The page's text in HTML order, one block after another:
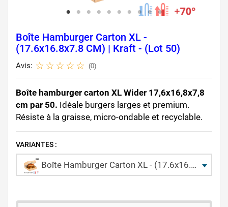
Boîte Hamburger Carton XL -
(17.6x16.8x7.8 CM) | Kraft - (Lot 50)
Avis: (0)
Boîte hamburger carton XL Wider 17,6x16,8x7,8
cm par 50. Idéale burgers larges et premium.
Résiste à la graisse, micro-ondable et recyclable.
VARIANTES :
Boîte Hamburger Carton XL - (17.6x16.8x7.8 CM) | Kraft - (Lot 50)